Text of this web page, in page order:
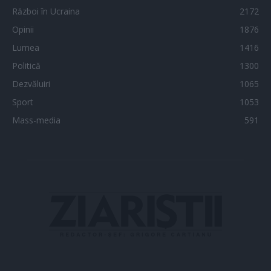
Război în Ucraina
2172
Opinii
1876
Lumea
1416
Politică
1300
Dezvăluiri
1065
Sport
1053
Mass-media
591